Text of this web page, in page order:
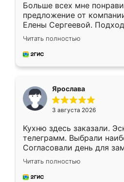
Больше всех мне
предложение от
Елены Сергеевой.
короткие сроки
для замера сотрудник
предложил по моему
Читать полностью
Ярослава
3 августа 2026
Кухню здесь заказали.
телеграмм. Выбрали
Согласовали день для
недели кухня была уже
довольны работой.
мебель за качественную
Читать полностью